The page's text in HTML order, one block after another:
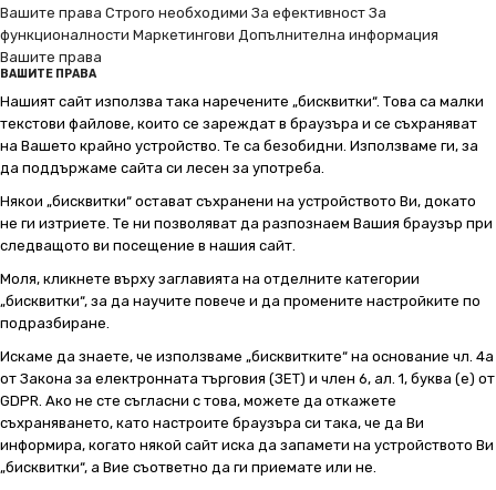
Вашите права Строго необходими За ефективност За
функционалности Маркетингови Допълнителна информация
Вашите права
ВАШИТЕ ПРАВА
Нашият сайт използва така наречените „бисквитки“. Това са малки
текстови файлове, които се зареждат в браузъра и се съхраняват
на Вашето крайно устройство. Те са безобидни. Използваме ги, за
да поддържаме сайта си лесен за употреба.
Някои „бисквитки“ остават съхранени на устройството Ви, докато
не ги изтриете. Те ни позволяват да разпознаем Вашия браузър при
следващото ви посещение в нашия сайт.
Моля, кликнете върху заглавията на отделните категории
„бисквитки“, за да научите повече и да промените настройките по
подразбиране.
Искаме да знаете, че използваме „бисквитките“ на основание чл. 4а
от Закона за електронната търговия (ЗЕТ) и член 6, ал. 1, буква (е) от
GDPR. Ако не сте съгласни с това, можете да откажете
съхраняването, като настроите браузъра си така, че да Ви
информира, когато някой сайт иска да запамети на устройството Ви
„бисквитки“, а Вие съответно да ги приемате или не.